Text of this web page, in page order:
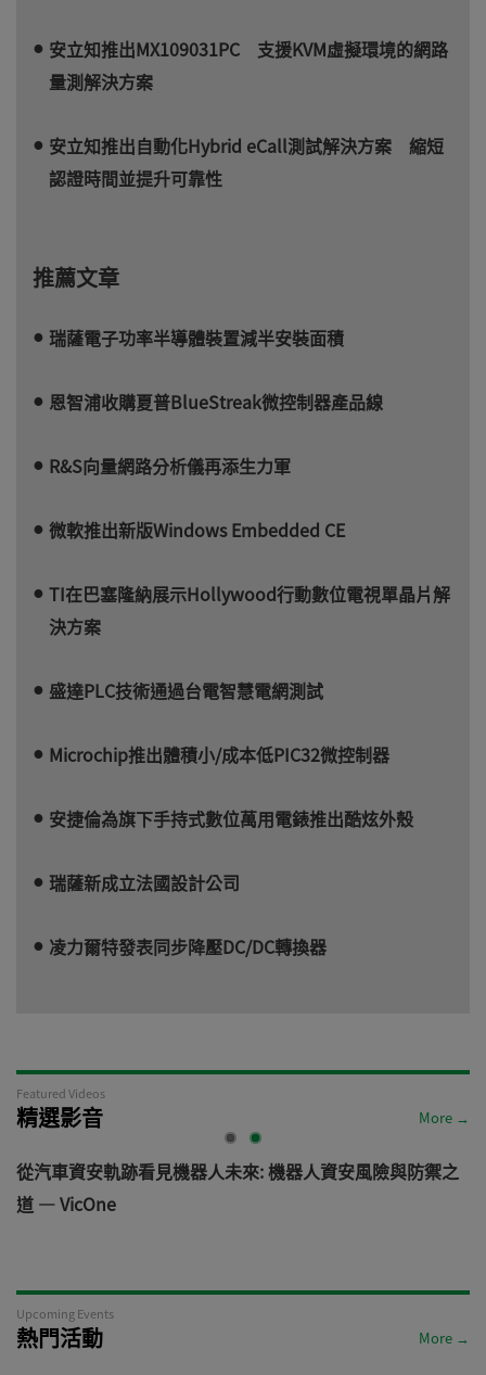
安立知推出MX109031PC 支援KVM虛擬環境的網路
量測解決方案
安立知推出自動化Hybrid eCall測試解決方案 縮短
認證時間並提升可靠性
推薦文章
瑞薩電子功率半導體裝置減半安裝面積
恩智浦收購夏普BlueStreak微控制器產品線
R&S向量網路分析儀再添生力軍
微軟推出新版Windows Embedded CE
TI在巴塞隆納展示Hollywood行動數位電視單晶片解
決方案
盛達PLC技術通過台電智慧電網測試
Microchip推出體積小/成本低PIC32微控制器
安捷倫為旗下手持式數位萬用電錶推出酷炫外殼
瑞薩新成立法國設計公司
凌力爾特發表同步降壓DC/DC轉換器
Featured Videos
精選影音 More →
從汽車資安軌跡看見機器人未來: 機器人資安風險與防禦之
道 — VicOne
Upcoming Events
熱門活動 More →